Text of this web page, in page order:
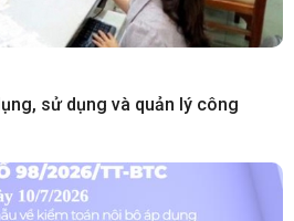
sử dụng và quản lý công